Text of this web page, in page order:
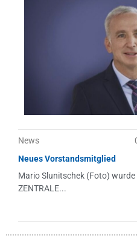
News
Neues Vorstandsmitglied
Mario Slunitschek (Foto)
ZENTRALE...